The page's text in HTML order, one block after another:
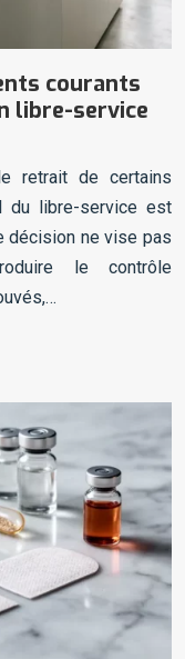
courants
libre-service
retrait de certains
du libre-service est
décision ne vise pas
le contrôle